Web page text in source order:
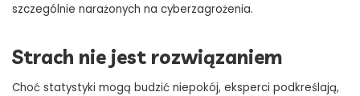
szczególnie narażonych na cyberzagrożenia.
Strach nie jest rozwiązaniem
Choć statystyki mogą budzić niepokój, eksperci podkreślają,